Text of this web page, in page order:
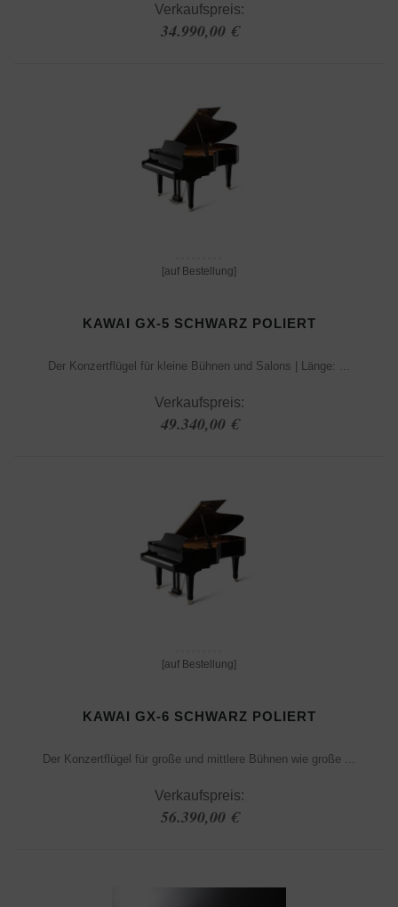
Verkaufspreis:
34.990,00 €
[auf Bestellung]
KAWAI GX-5 SCHWARZ POLIERT
Der Konzertflügel für kleine Bühnen und Salons | Länge: ...
Verkaufspreis:
49.340,00 €
[auf Bestellung]
KAWAI GX-6 SCHWARZ POLIERT
Der Konzertflügel für große und mittlere Bühnen wie große ...
Verkaufspreis:
56.390,00 €